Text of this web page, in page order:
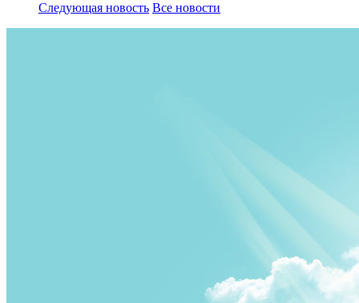
Следующая новость Все новости